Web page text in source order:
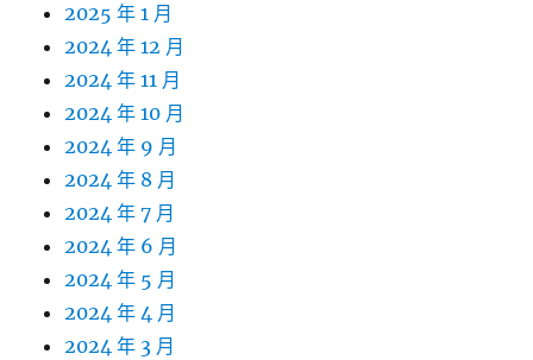
2025 年 1 月
2024 年 12 月
2024 年 11 月
2024 年 10 月
2024 年 9 月
2024 年 8 月
2024 年 7 月
2024 年 6 月
2024 年 5 月
2024 年 4 月
2024 年 3 月